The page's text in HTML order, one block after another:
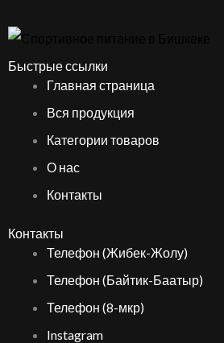
Быстрые ссылки
Главная страница
Вся продукция
Категории товаров
О нас
Контакты
Контакты
Телефон (Жибек-Жолу)
Телефон (Байтик-Баатыр)
Телефон (8-мкр)
Instagram